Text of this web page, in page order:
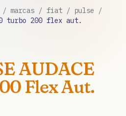
/ marcas / fiat / pulse /
turbo 200 flex aut.
AUDACE
Flex Aut.